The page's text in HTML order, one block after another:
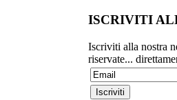
ISCRIVITI
Iscriviti alla nostra
riservate...